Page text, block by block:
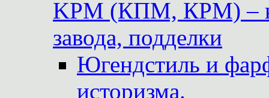
KPM (КПМ, КРМ) –
завода, подделки
Югендстиль и
историзма.